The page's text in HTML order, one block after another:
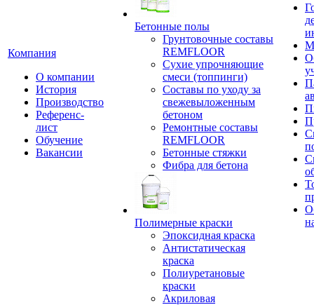
Компания
О компании
История
Производство
Референс-
лист
Обучение
Вакансии
Бетонные полы
Грунтовочные составы
REMFLOOR
Сухие упрочняющие
смеси (топпинги)
Составы по уходу за
свежевыложенным
бетоном
Ремонтные составы
REMFLOOR
Бетонные стяжки
Фибра для бетона
Полимерные краски
Эпоксидная краска
Антистатическая
краска
Полиуретановые
краски
Акриловая